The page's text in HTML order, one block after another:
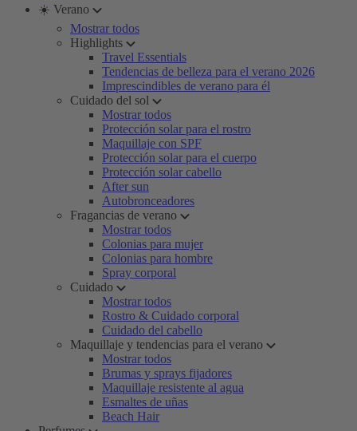
☀️ Verano
Mostrar todos
Highlights
Travel Essentials
Tendencias de belleza para el verano 2026
Imprescindibles de verano para él
Cuidado del sol
Mostrar todos
Protección solar para el rostro
Maquillaje con SPF
Protección solar para el cuerpo
Protección solar cabello
After sun
Autobronceadores
Fragancias de verano
Mostrar todos
Colonias para mujer
Colonias para hombre
Spray corporal
Cuidado
Mostrar todos
Rostro & Cuidado corporal
Cuidado del cabello
Maquillaje y tendencias para el verano
Mostrar todos
Brumas y sprays fijadores
Maquillaje resistente al agua
Esmaltes de uñas
Beach Hair